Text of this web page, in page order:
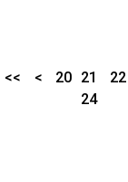
<< < 20 21 22
24